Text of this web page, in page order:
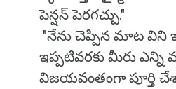
పెన్షన్ పెరగచ్చు."
"నేను చెప్పిన మాట విని
ఇప్పటివరకు మీరు
విజయవంతంగా పూర్తి